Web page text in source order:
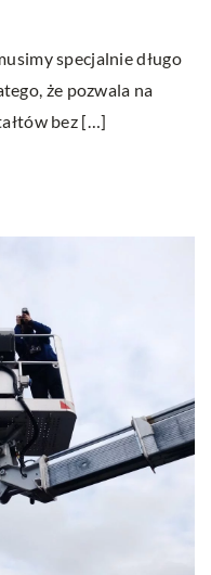
specjalnie długo
że pozwala na
bez […]